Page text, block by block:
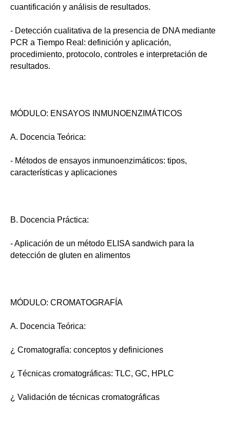
cuantificación y análisis de resultados.
- Detección cualitativa de la presencia de DNA mediante
PCR a Tiempo Real: definición y aplicación,
procedimiento, protocolo, controles e interpretación de
resultados.
MÓDULO: ENSAYOS INMUNOENZIMÁTICOS
A. Docencia Teórica:
- Métodos de ensayos inmunoenzimáticos: tipos,
características y aplicaciones
B. Docencia Práctica:
- Aplicación de un método ELISA sandwich para la
detección de gluten en alimentos
MÓDULO: CROMATOGRAFÍA
A. Docencia Teórica:
¿ Cromatografía: conceptos y definiciones
¿ Técnicas cromatográficas: TLC, GC, HPLC
¿ Validación de técnicas cromatográficas